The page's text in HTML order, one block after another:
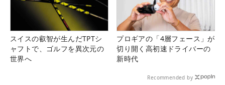
スイスの叡智が生んだTPTシ
ャフトで、ゴルフを異次元の
世界へ
プロギアの「4層フェース」が
切り開く高初速ドライバーの
新時代
Recommended by